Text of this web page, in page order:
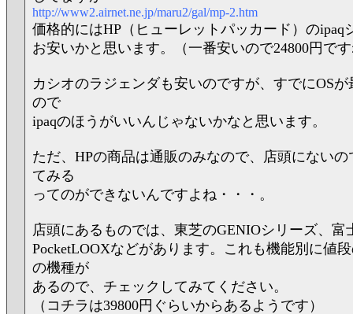
http://www2.airnet.ne.jp/maru2/gal/mp-2.htm
価格的にはHP（ヒューレットパッカード）のipaq
お安いかと思います。（一番安いので24800円で
カシオのラジェンダも安いのですが、すでにOS
ので
ipaqのほうがいいんじゃないかなと思います。
ただ、HPの商品は通販のみなので、店頭にない
てみる
ってのができないんですよね・・・。
店頭にあるものでは、東芝のGENIOシリーズ、富
PocketLOOXなどがあります。これも機能別に値
の機種が
あるので、チェックしてみてください。
（コチラは39800円ぐらいからあるようです）